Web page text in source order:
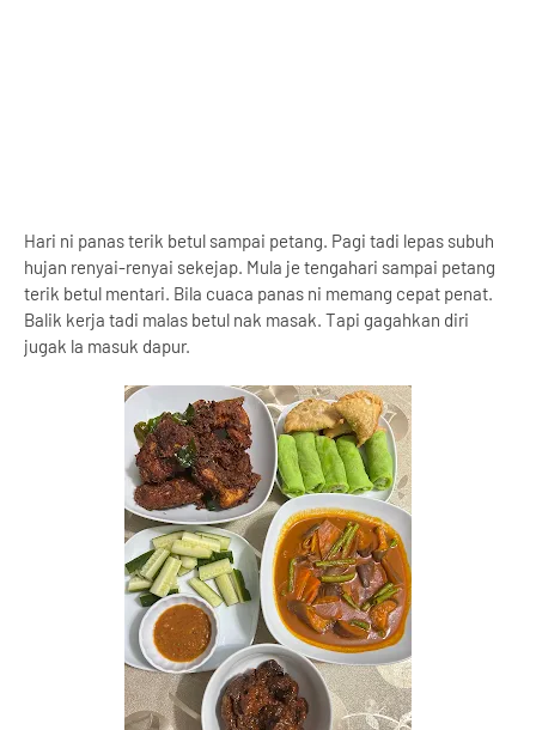
Hari ni panas terik betul sampai petang. Pagi tadi lepas subuh
hujan renyai-renyai sekejap. Mula je tengahari sampai petang
terik betul mentari. Bila cuaca panas ni memang cepat penat.
Balik kerja tadi malas betul nak masak. Tapi gagahkan diri
jugak la masuk dapur.